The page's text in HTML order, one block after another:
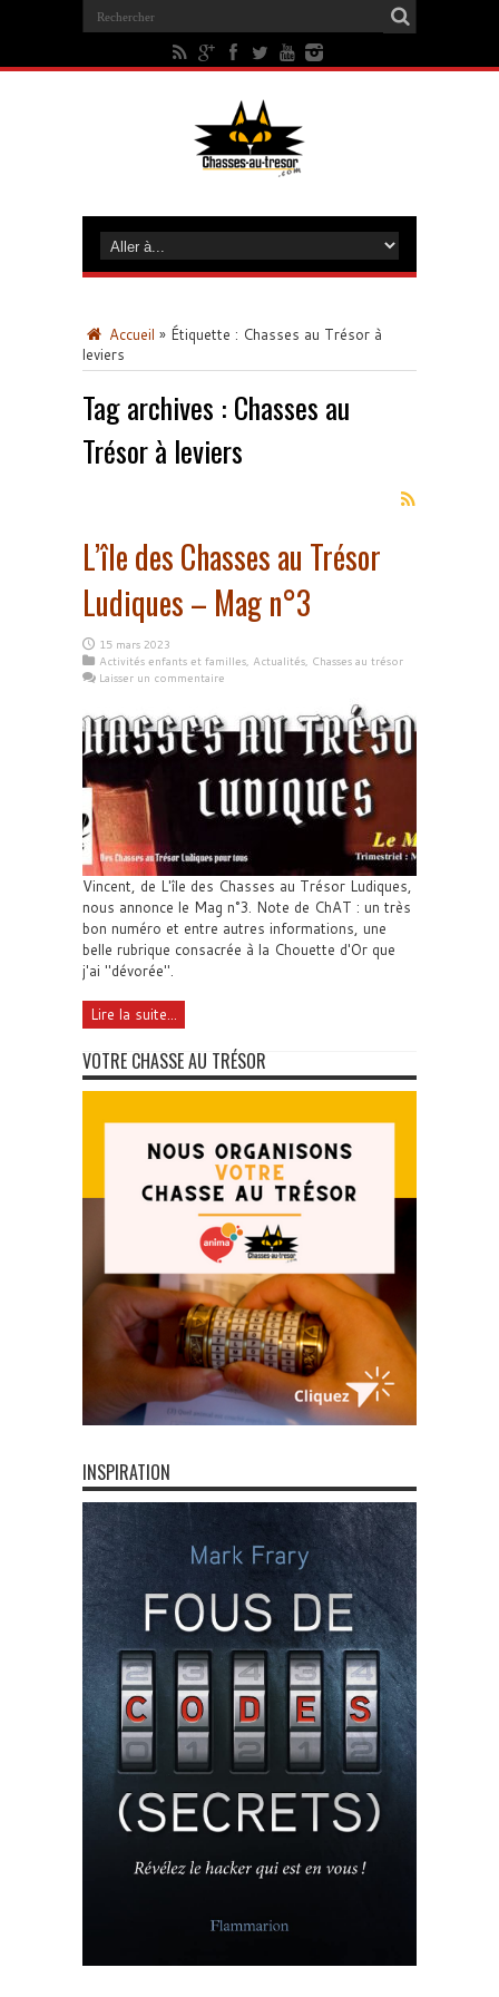
Accueil » Étiquette : Chasses au Trésor à
leviers
Tag archives : Chasses au
Trésor à leviers
L’île des Chasses au Trésor
Ludiques – Mag n°3
15 mars 2023
Activités enfants et familles, Actualités, Chasses au trésor
Laisser un commentaire
Vincent, de L'île des Chasses au Trésor Ludiques,
nous annonce le Mag n°3. Note de ChAT : un très
bon numéro et entre autres informations, une
belle rubrique consacrée à la Chouette d'Or que
j'ai "dévorée".
Lire la suite...
VOTRE CHASSE AU TRÉSOR
INSPIRATION